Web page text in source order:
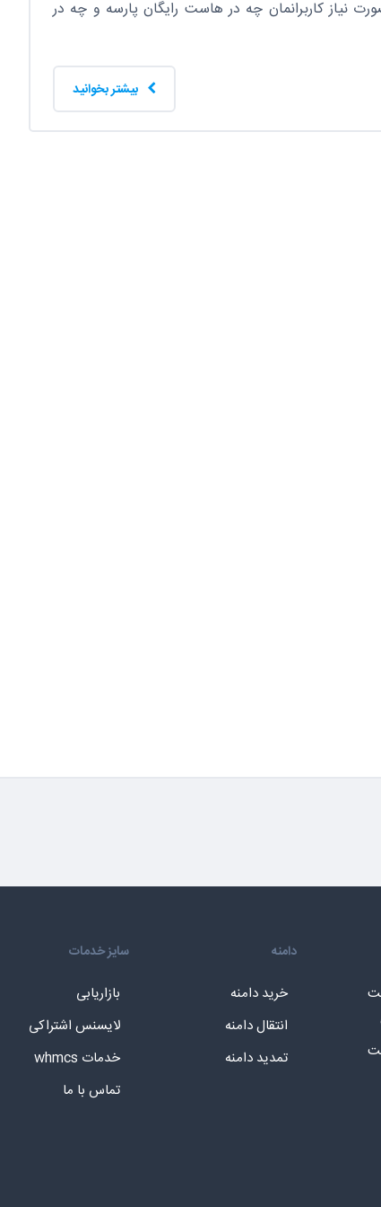
نیاز کاربرانمان چه در هاست رایگان پارسه و چه در
دامنه
خرید دامنه
انتقال دامنه
تمدید دامنه
سایز خدمات
بازاریابی
لایسنس اشتراکی
خدمات whmcs
تماس با ما